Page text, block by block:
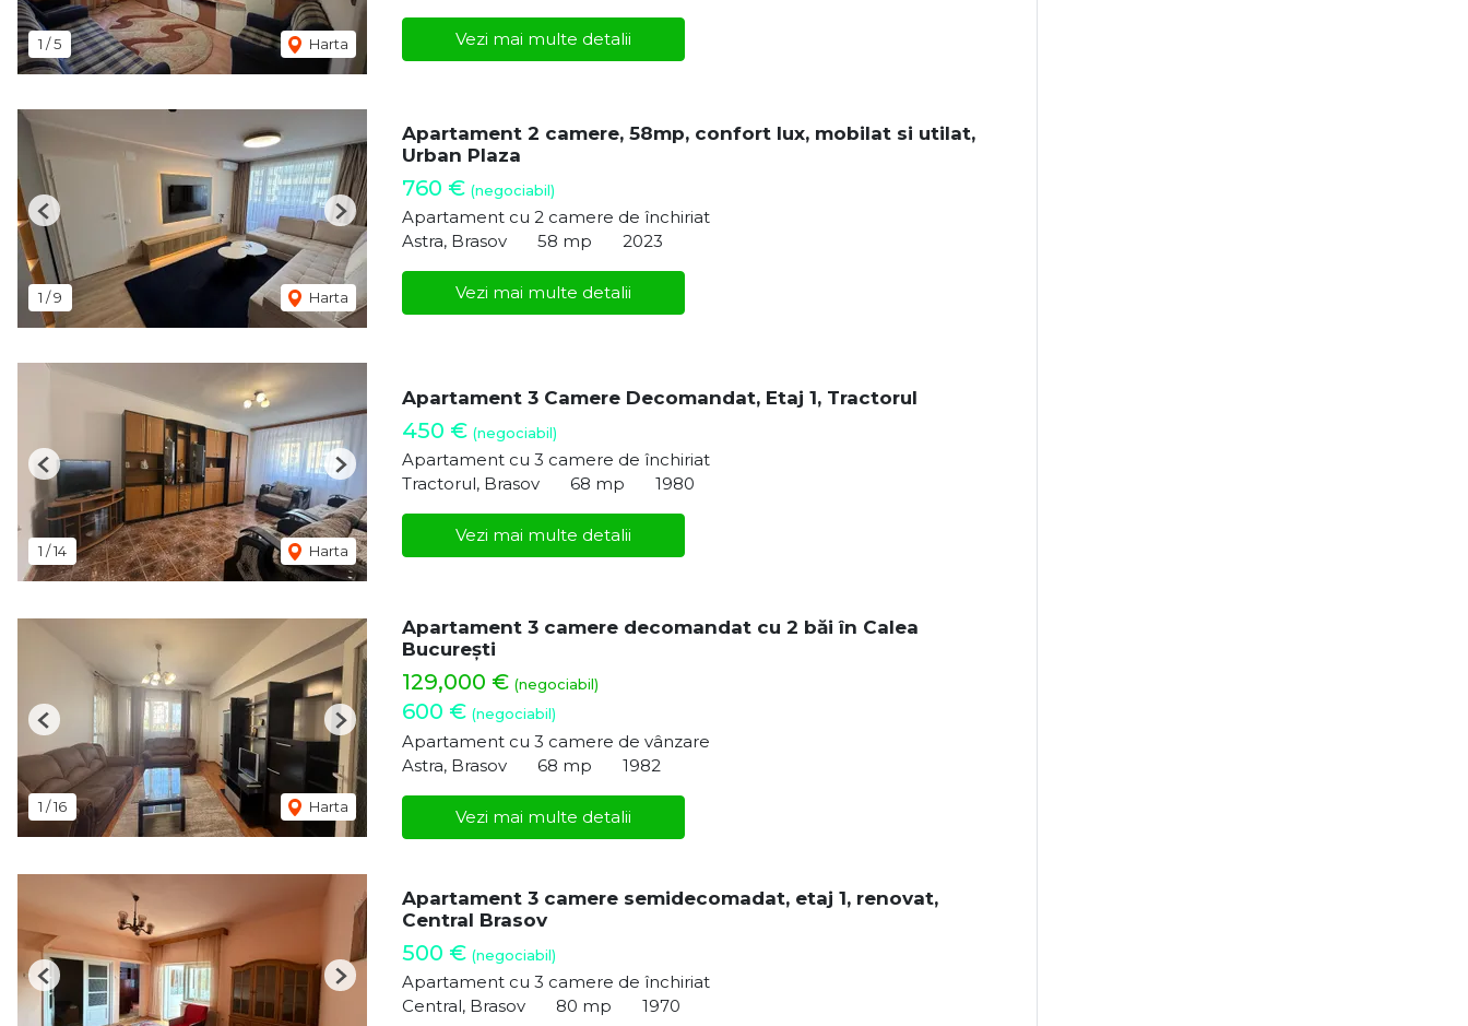
1 /5 Harta Vezi mai multe detalii
1 /9 Harta
Previous Next
Apartament 2 camere, 58mp, confort lux, mobilat si utilat,
Urban Plaza
760 € (negociabil)
Apartament cu 2 camere de închiriat
Astra, Brasov
58 mp 2023
Vezi mai multe detalii
1 /14 Harta
Previous Next
Apartament 3 Camere Decomandat, Etaj 1, Tractorul
450 € (negociabil)
Apartament cu 3 camere de închiriat
Tractorul, Brasov
68 mp 1980
Vezi mai multe detalii
1 /16 Harta
Previous Next
Apartament 3 camere decomandat cu 2 băi în Calea
București
129,000 € (negociabil)
600 € (negociabil)
Apartament cu 3 camere de vânzare
Astra, Brasov
68 mp 1982
Vezi mai multe detalii
Previous Next
Apartament 3 camere semidecomadat, etaj 1, renovat,
Central Brasov
500 € (negociabil)
Apartament cu 3 camere de închiriat
Central, Brasov
80 mp 1970